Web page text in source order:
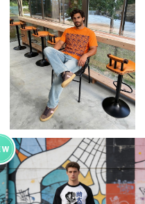
大きいサイズ ドライアスレチッ
ク Tシャツ ビッグサイズ 半袖 T
shirt オリジナル デザイン アメ
リカン カジュアル バイク ツーリ
ング コーデ インナー トップス
カットソー 個性的 人気 定番 重
ね着 bigsize doggy
¥4,180